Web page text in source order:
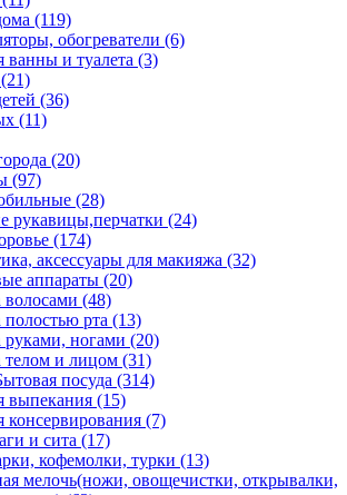
(119)
обогреватели (6)
ванны и туалета (3)
(36)
(11)
(20)
(97)
(28)
рукавицы,перчатки (24)
(174)
аксессуары для макияжа (32)
аппараты (20)
волосами (48)
полостью рта (13)
руками, ногами (20)
телом и лицом (31)
посуда (314)
выпекания (15)
консервирования (7)
и сита (17)
кофемолки, турки (13)
мелочь(ножи, овощечистки, открывалки,